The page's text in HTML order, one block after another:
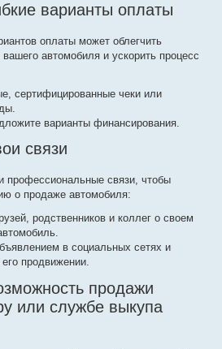
варианты оплаты
оплаты может облегчить
автомобиля и ускорить процесс
сертифицированные чеки или
варианты финансирования.
связи
профессиональные связи, чтобы
о продаже автомобиля:
родственников и коллег о своем
в социальных сетях и
продвижении.
продажи
или службе выкупа